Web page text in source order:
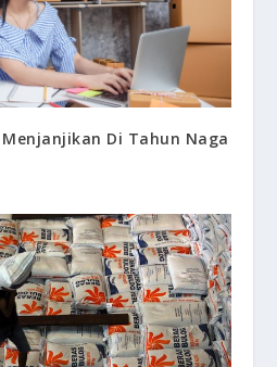
Di Tahun Naga